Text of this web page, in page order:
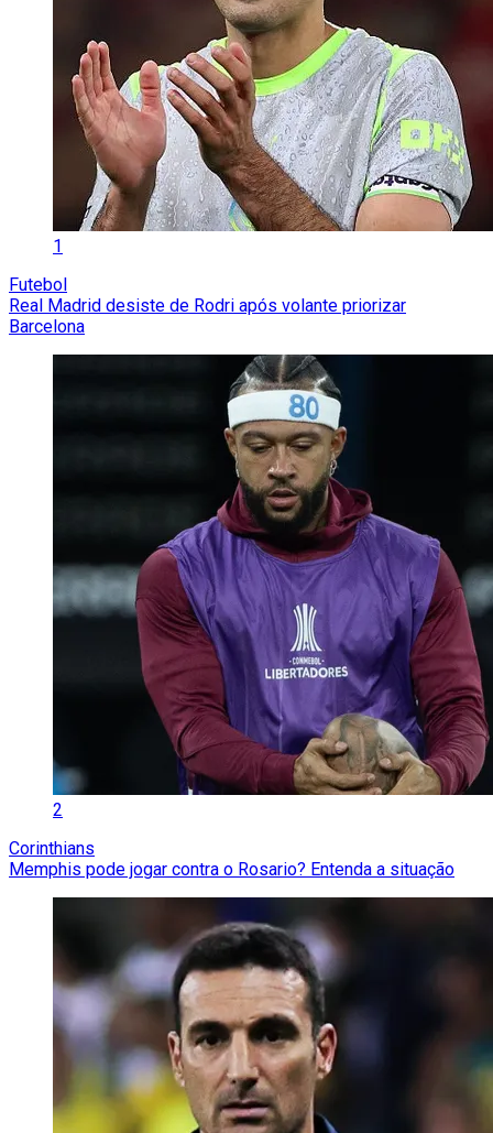
1
Futebol
Real Madrid desiste de Rodri após volante priorizar
Barcelona
2
Corinthians
Memphis pode jogar contra o Rosario? Entenda a situação